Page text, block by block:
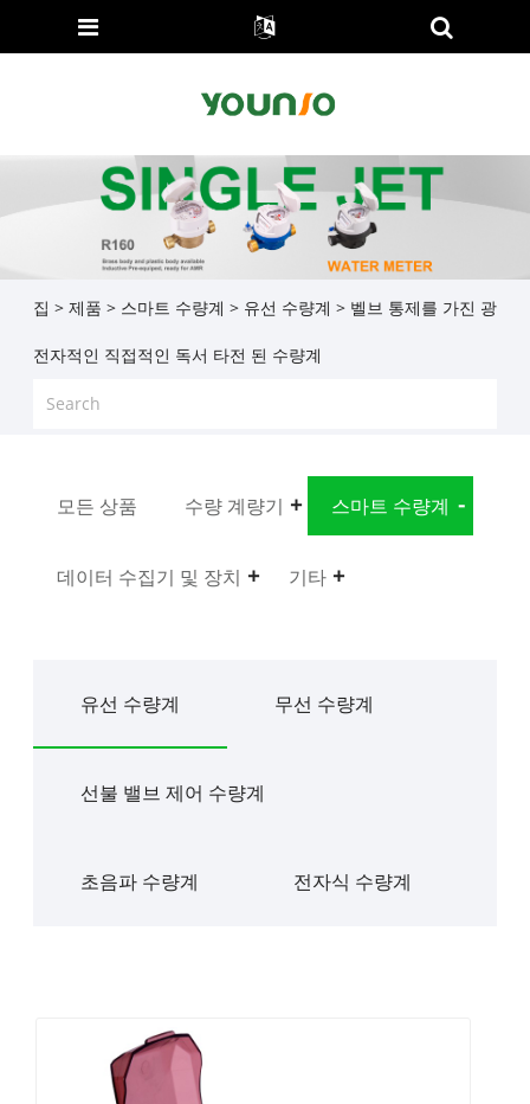
집 > 제품 > 스마트 수량계 > 유선 수량계 > 벨브 통제를 가진 광
전자적인 직접적인 독서 타전 된 수량계
모든 상품 수량 계량기 스마트 수량계
데이터 수집기 ​​및 장치 기타
유선 수량계 무선 수량계
선불 밸브 제어 수량계
초음파 수량계 전자식 수량계